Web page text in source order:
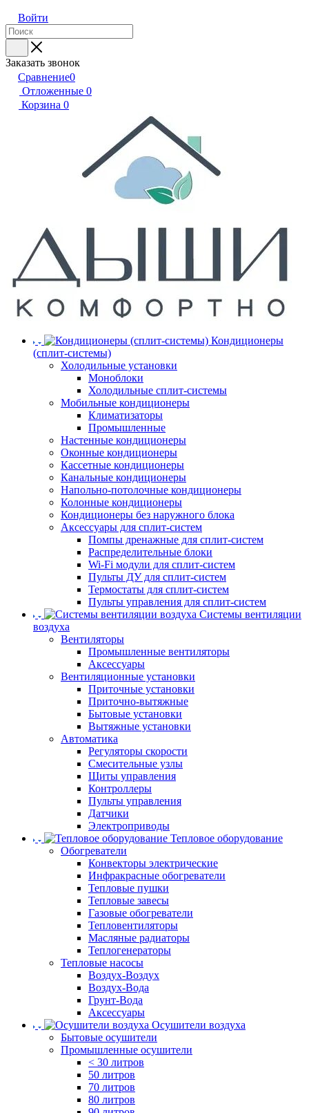
Войти
Заказать звонок
Сравнение0
Отложенные 0
Корзина 0
Кондиционеры
(сплит-системы)
Холодильные установки
Моноблоки
Холодильные сплит-системы
Мобильные кондиционеры
Климатизаторы
Промышленные
Настенные кондиционеры
Оконные кондиционеры
Кассетные кондиционеры
Канальные кондиционеры
Напольно-потолочные кондиционеры
Колонные кондиционеры
Кондиционеры без наружного блока
Аксессуары для сплит-систем
Помпы дренажные для сплит-систем
Распределительные блоки
Wi-Fi модули для сплит-систем
Пульты ДУ для сплит-систем
Термостаты для сплит-систем
Пульты управления для сплит-систем
Системы вентиляции
воздуха
Вентиляторы
Промышленные вентиляторы
Аксессуары
Вентиляционные установки
Приточные установки
Приточно-вытяжные
Бытовые установки
Вытяжные установки
Автоматика
Регуляторы скорости
Смесительные узлы
Щиты управления
Контроллеры
Пульты управления
Датчики
Электроприводы
Тепловое оборудование
Обогреватели
Конвекторы электрические
Инфракрасные обогреватели
Тепловые пушки
Тепловые завесы
Газовые обогреватели
Тепловентиляторы
Масляные радиаторы
Теплогенераторы
Тепловые насосы
Воздух-Воздух
Воздух-Вода
Грунт-Вода
Аксессуары
Осушители воздуха
Бытовые осушители
Промышленные осушители
< 30 литров
50 литров
70 литров
80 литров